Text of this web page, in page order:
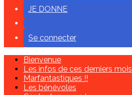
JE DONNE
Se connecter
Bienvenue
Les infos de ces derniers mois
Marfantastiques !!
Les bénévoles